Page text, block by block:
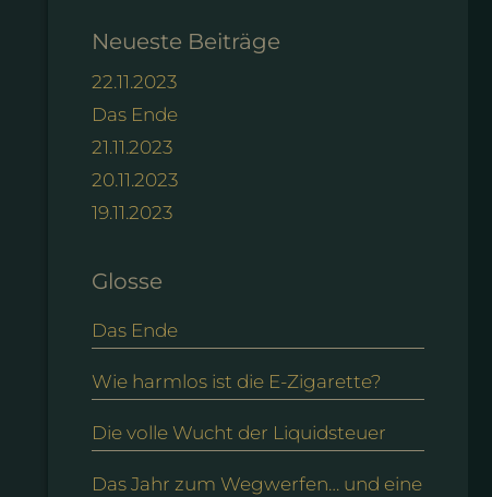
Neueste Beiträge
22.11.2023
Das Ende
21.11.2023
20.11.2023
19.11.2023
Glosse
Das Ende
Wie harmlos ist die E-Zigarette?
Die volle Wucht der Liquidsteuer
Das Jahr zum Wegwerfen… und eine